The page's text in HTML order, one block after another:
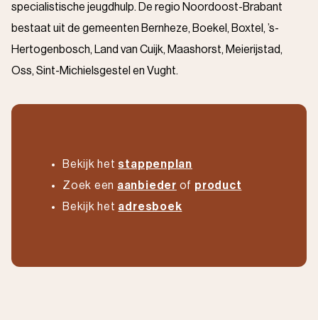
specialistische jeugdhulp. De regio Noordoost-Brabant
bestaat uit de gemeenten Bernheze, Boekel, Boxtel, ’s-
Hertogenbosch, Land van Cuijk, Maashorst, Meierijstad,
Oss, Sint-Michielsgestel en Vught.
Bekijk het stappenplan
Zoek een aanbieder of product
Bekijk het adresboek